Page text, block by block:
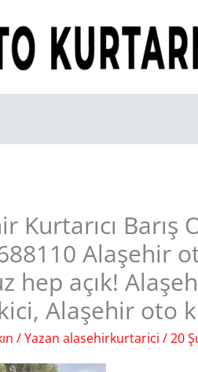
Kurtarıcı Barış
Alaşehir
hep açık!
Alaşehir oto
/ Yazan alasehirkurtarici /20